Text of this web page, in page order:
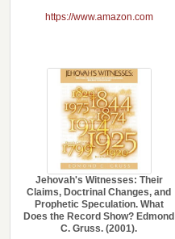
https://www.amazon.com
Jehovah's Witnesses: Their
Claims, Doctrinal Changes, and
Prophetic Speculation. What
Does the Record Show? Edmond
C. Gruss. (2001).